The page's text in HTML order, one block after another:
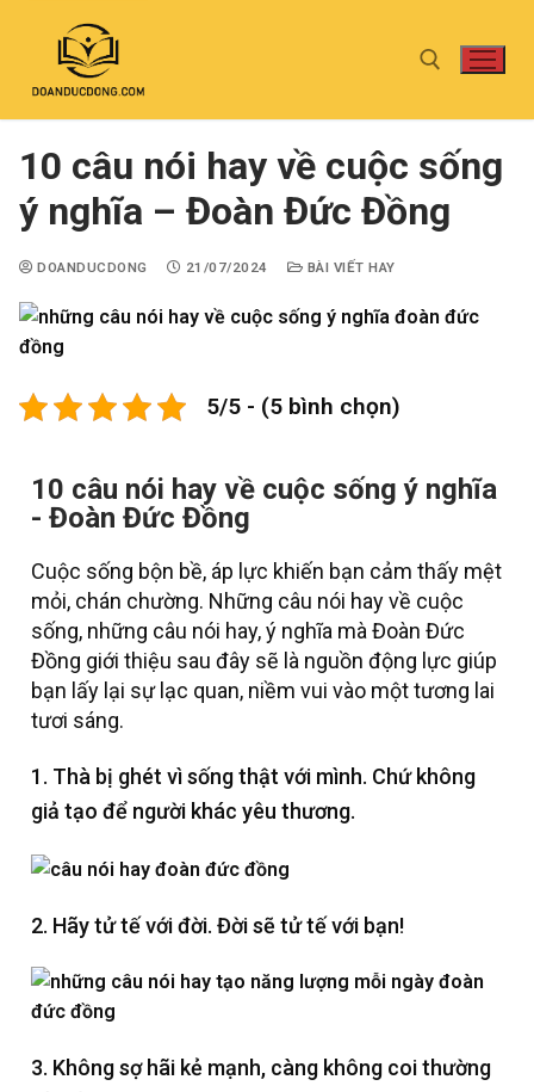
10 câu nói hay về cuộc sống
ý nghĩa – Đoàn Đức Đồng
DOANDUCDONG 21/07/2024 BÀI VIẾT HAY
5/5 - (5 bình chọn)
10 câu nói hay về cuộc sống ý nghĩa
- Đoàn Đức Đồng
Cuộc sống bộn bề, áp lực khiến bạn cảm thấy mệt
mỏi, chán chường. Những câu nói hay về cuộc
sống, những câu nói hay, ý nghĩa mà Đoàn Đức
Đồng giới thiệu sau đây sẽ là nguồn động lực giúp
bạn lấy lại sự lạc quan, niềm vui vào một tương lai
tươi sáng.
1. Thà bị ghét vì sống thật với mình. Chứ không
giả tạo để người khác yêu thương.
2. Hãy tử tế với đời. Đời sẽ tử tế với bạn!
3. Không sợ hãi kẻ mạnh, càng không coi thường